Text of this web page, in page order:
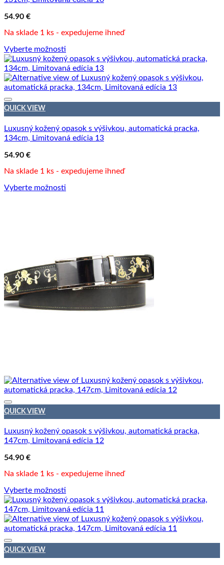
54.90 €
Na sklade 1 ks - expedujeme ihneď
Vyberte možnosti
QUICK VIEW
Luxusný kožený opasok s výšivkou, automatická pracka,
134cm, Limitovaná edícia 13
54.90 €
Na sklade 1 ks - expedujeme ihneď
Vyberte možnosti
QUICK VIEW
Luxusný kožený opasok s výšivkou, automatická pracka,
147cm, Limitovaná edícia 12
54.90 €
Na sklade 1 ks - expedujeme ihneď
Vyberte možnosti
QUICK VIEW